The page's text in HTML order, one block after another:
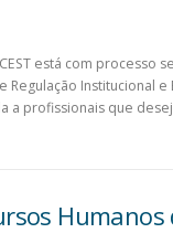
está com processo
Regulação Institucional e
a profissionais que
Humanos